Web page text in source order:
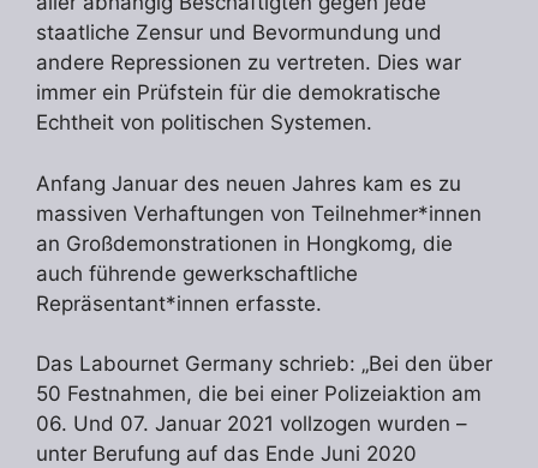
staatliche Zensur und Bevormundung und
andere Repressionen zu vertreten. Dies war
immer ein Prüfstein für die demokratische
Echtheit von politischen Systemen.
Anfang Januar des neuen Jahres kam es zu
massiven Verhaftungen von Teilnehmer*innen
an Großdemonstrationen in Hongkomg, die
auch führende gewerkschaftliche
Repräsentant*innen erfasste.
Das Labournet Germany schrieb: „Bei den über
50 Festnahmen, die bei einer Polizeiaktion am
06. Und 07. Januar 2021 vollzogen wurden –
unter Berufung auf das Ende Juni 2020